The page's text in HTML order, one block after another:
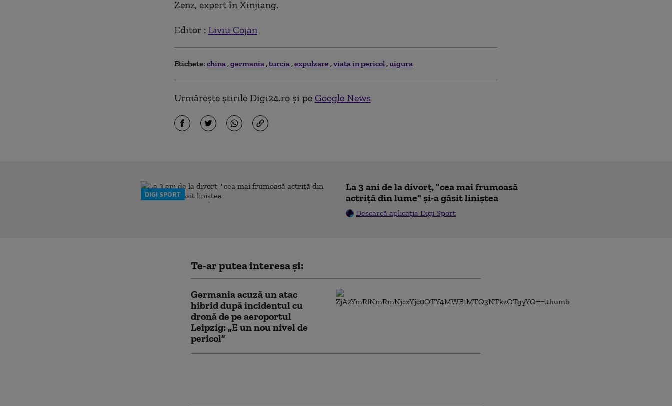
Zenz, expert în Xinjiang.
Editor : Liviu Cojan
Etichete: china germania turcia expulzare viata in pericol uigura
Urmărește știrile Digi24.ro și pe Google News
DIGI SPORT
La 3 ani de la divorț, "cea mai frumoasă
actriță din lume" și-a găsit liniștea
Descarcă aplicația Digi Sport
Te-ar putea interesa și:
Germania acuză un atac
hibrid după incidentul cu
dronă de pe aeroportul
Leipzig: „E un nou nivel de
pericol”